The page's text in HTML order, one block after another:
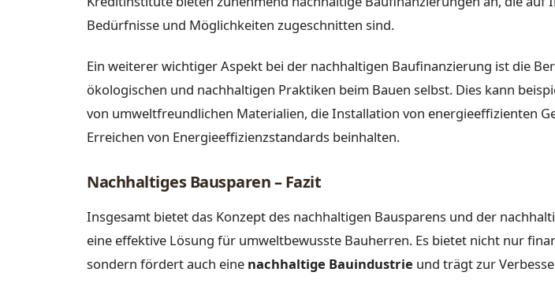
Bedürfnisse und Möglichkeiten zugeschnitten sind.
Ein weiterer wichtiger Aspekt bei der nachhaltigen Baufinanzierung ist die
ökologischen und nachhaltigen Praktiken beim Bauen selbst. Dies kann
von umweltfreundlichen Materialien, die Installation von energieeffizienten
Erreichen von Energieeffizienzstandards beinhalten.
Nachhaltiges Bausparen – Fazit
Insgesamt bietet das Konzept des nachhaltigen Bausparens und der
eine effektive Lösung für umweltbewusste Bauherren. Es bietet nicht nur
sondern fördert auch eine nachhaltige Bauindustrie und trägt zur